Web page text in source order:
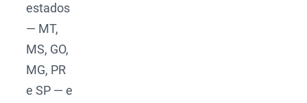
estados
— MT,
MS, GO,
MG, PR
e SP — e